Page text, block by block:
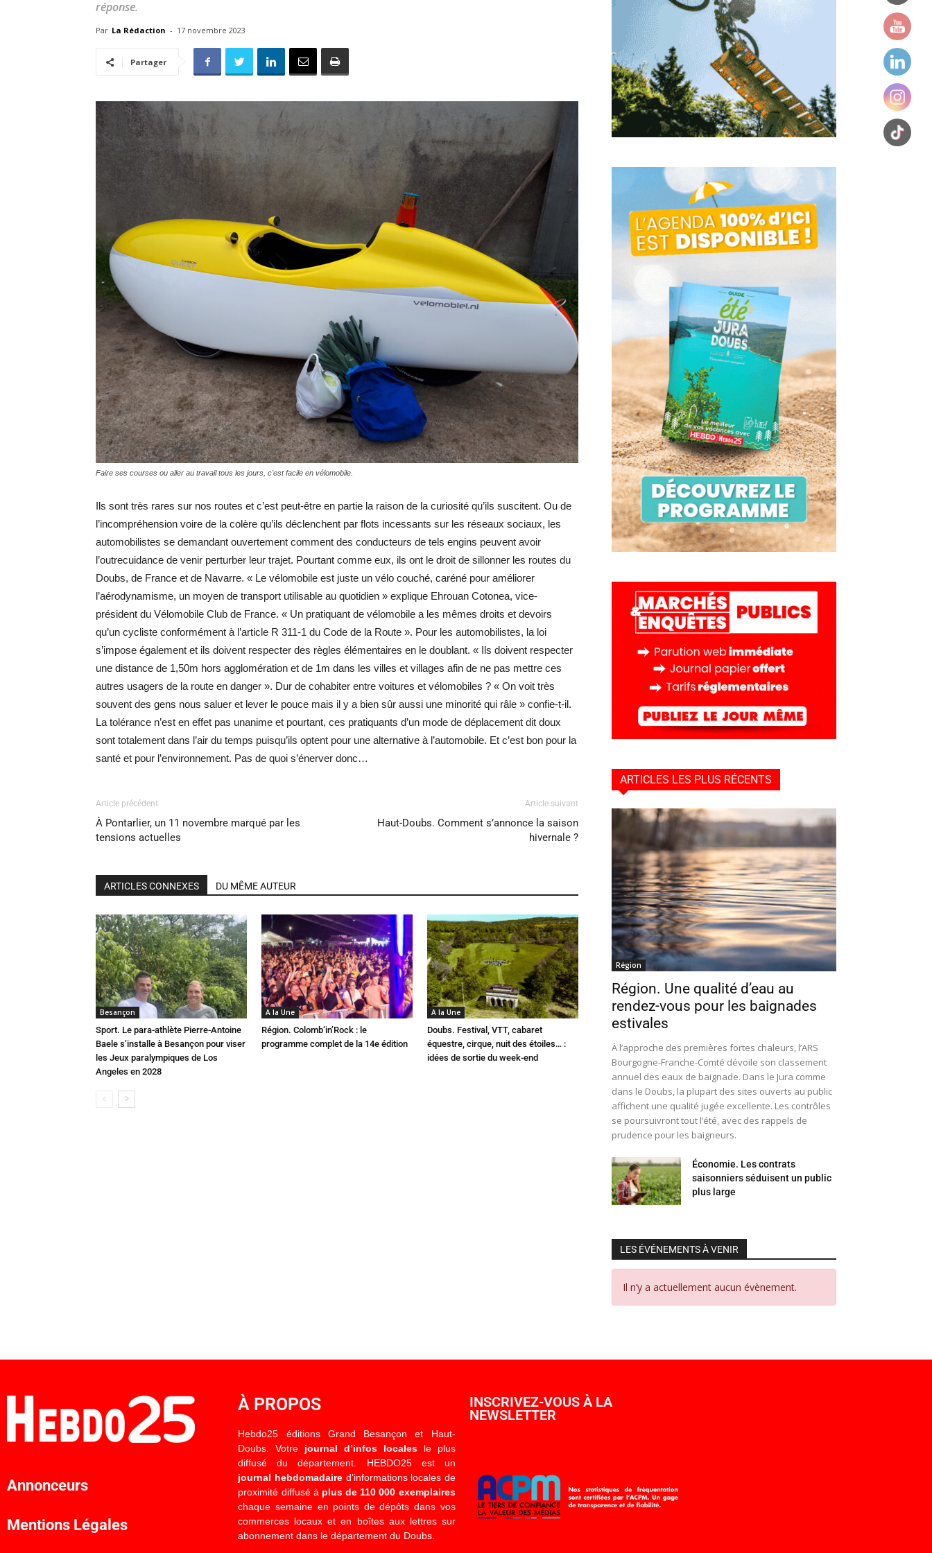
–
Hebdo25
réponse.
Par La Rédaction - 17 novembre 2023
Partager
Faire ses courses ou aller au travail tous les jours, c'est facile en vélomobile.
Ils sont très rares sur nos routes et c’est peut-être en partie la raison de la curiosité qu’ils suscitent. Ou de
l’incompréhension voire de la colère qu’ils déclenchent par flots incessants sur les réseaux sociaux, les
automobilistes se demandant ouvertement comment des conducteurs de tels engins peuvent avoir
l’outrecuidance de venir perturber leur trajet. Pourtant comme eux, ils ont le droit de sillonner les routes du
Doubs, de France et de Navarre. « Le vélomobile est juste un vélo couché, caréné pour améliorer
l’aérodynamisme, un moyen de transport utilisable au quotidien » explique Ehrouan Cotonea, vice-
président du Vélomobile Club de France. « Un pratiquant de vélomobile a les mêmes droits et devoirs
qu’un cycliste conformément à l’article R 311-1 du Code de la Route ». Pour les automobilistes, la loi
s’impose également et ils doivent respecter des règles élémentaires en le doublant. « Ils doivent respecter
une distance de 1,50m hors agglomération et de 1m dans les villes et villages afin de ne pas mettre ces
autres usagers de la route en danger ». Dur de cohabiter entre voitures et vélomobiles ? « On voit très
souvent des gens nous saluer et lever le pouce mais il y a bien sûr aussi une minorité qui râle » confie-t-il.
La tolérance n’est en effet pas unanime et pourtant, ces pratiquants d’un mode de déplacement dit doux
sont totalement dans l’air du temps puisqu’ils optent pour une alternative à l’automobile. Et c’est bon pour la
santé et pour l’environnement. Pas de quoi s’énerver donc…
Article précédent
À Pontarlier, un 11 novembre marqué par les
tensions actuelles
Article suivant
Haut-Doubs. Comment s’annonce la saison
hivernale ?
ARTICLES CONNEXES DU MÊME AUTEUR
Besançon
Sport. Le para-athlète Pierre-Antoine
Baele s’installe à Besançon pour viser
les Jeux paralympiques de Los
Angeles en 2028
A la Une
Région. Colomb’in’Rock : le
programme complet de la 14e édition
A la Une
Doubs. Festival, VTT, cabaret
équestre, cirque, nuit des étoiles… :
idées de sortie du week-end
ARTICLES LES PLUS RÉCENTS
Région
Région. Une qualité d’eau au
rendez-vous pour les baignades
estivales
À l’approche des premières fortes chaleurs, l’ARS
Bourgogne-Franche-Comté dévoile son classement
annuel des eaux de baignade. Dans le Jura comme
dans le Doubs, la plupart des sites ouverts au public
affichent une qualité jugée excellente. Les contrôles
se poursuivront tout l’été, avec des rappels de
prudence pour les baigneurs.
Économie. Les contrats
saisonniers séduisent un public
plus large
LES ÉVÉNEMENTS À VENIR
Il n’y a actuellement aucun évènement.
Annonceurs
Mentions Légales
À PROPOS
Hebdo25 éditions Grand Besançon et Haut-
Doubs. Votre journal d’infos localesle plus
diffusé du département. HEBDO25 est un
journal hebdomadaired’informations locales de
proximité diffusé à plus de 110 000 exemplaires
chaque semaine en points de dépôts dans vos
commerces locaux et en boîtes aux lettres sur
abonnement dans le département du Doubs.
INSCRIVEZ-VOUS À LA
NEWSLETTER